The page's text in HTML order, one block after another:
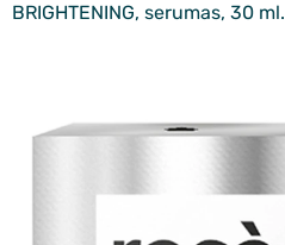
BRIGHTENING, serumas, 30 ml.